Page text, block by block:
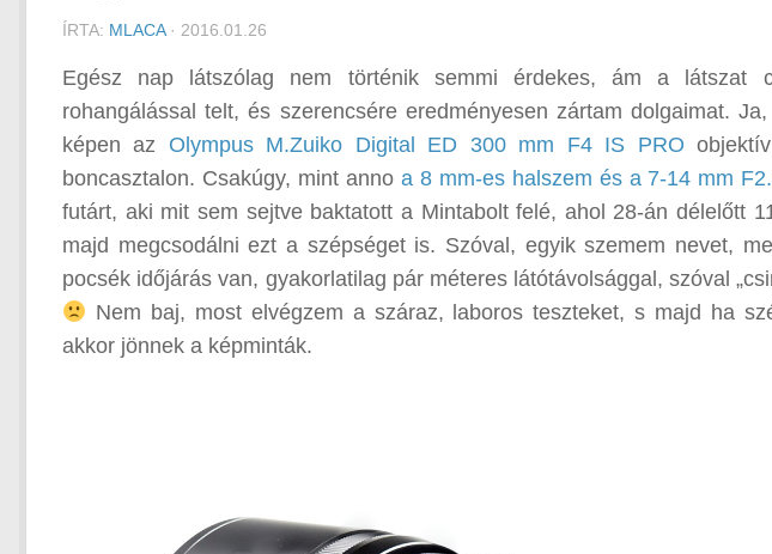
ÍRTA: MLACA· 2016.01.26
Egész nap látszólag nem történik semmi érdekes, ám a látszat
rohangálással telt, és szerencsére eredményesen zártam dolgaimat.
képen az Olympus M.Zuiko Digital ED 300 mm F4 IS PRO
boncasztalon. Csakúgy, mint anno a 8 mm-es halszem és a 7-14 mm
futárt, aki mit sem sejtve baktatott a Mintabolt felé, ahol 28-án délelőtt
majd megcsodálni ezt a szépséget is. Szóval, egyik szemem nevet,
pocsék időjárás van, gyakorlatilag pár méteres látótávolsággal, szóval
Nem baj, most elvégzem a száraz, laboros teszteket, s majd ha
akkor jönnek a képminták.